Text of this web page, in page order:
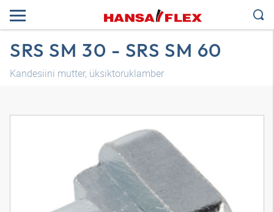
SRS SM 30 - SRS SM 60
Kandesiini mutter, üksiktoruklamber